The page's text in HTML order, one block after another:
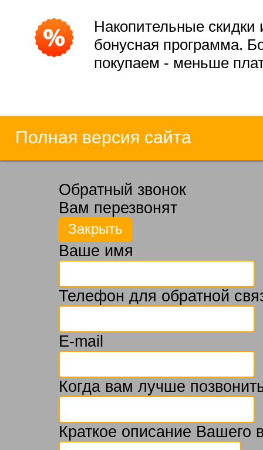
Накопительные скидки
бонусная программа.
покупаем - меньше
Полная версия сайта
Обратный звонок
Вам перезвонят
Ваше имя
Телефон для обратной
E-mail
Когда вам лучше
Краткое описание Вашего